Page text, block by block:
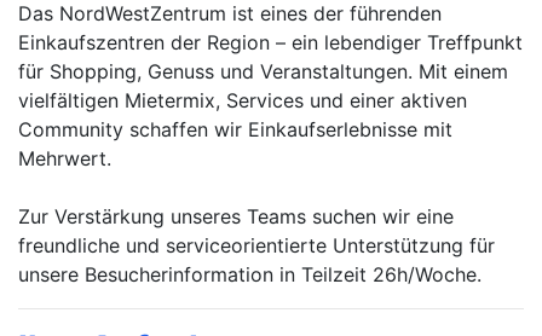
Das NordWestZentrum ist eines der führenden
Einkaufszentren der Region – ein lebendiger Treffpunkt
für Shopping, Genuss und Veranstaltungen. Mit einem
vielfältigen Mietermix, Services und einer aktiven
Community schaffen wir Einkaufserlebnisse mit
Mehrwert.
Zur Verstärkung unseres Teams suchen wir eine
freundliche und serviceorientierte Unterstützung für
unsere Besucherinformation in Teilzeit 26h/Woche.